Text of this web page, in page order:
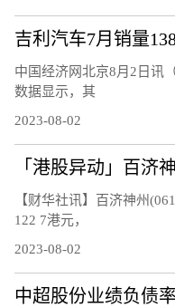
中国经济网北京8月2日讯
数据显示，其
2023-08-02
「港股异动」百济
【财华社讯】百济神州
122 7港元，
2023-08-02